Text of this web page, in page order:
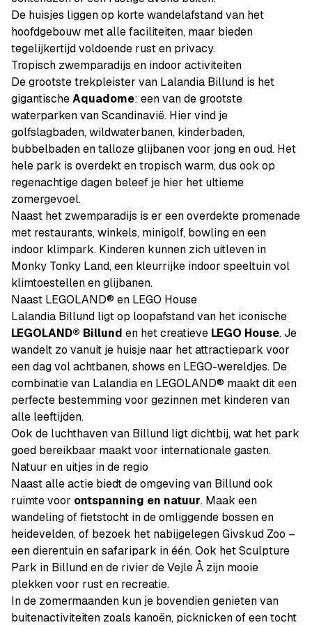
De huisjes liggen op korte wandelafstand van het
hoofdgebouw met alle faciliteiten, maar bieden
tegelijkertijd voldoende rust en privacy.
Tropisch zwemparadijs en indoor activiteiten
De grootste trekpleister van Lalandia Billund is het
gigantischeAquadome: een van de grootste
waterparken van Scandinavië. Hier vind je
golfslagbaden, wildwaterbanen, kinderbaden,
bubbelbaden en talloze glijbanen voor jong en oud. Het
hele park is overdekt en tropisch warm, dus ook op
regenachtige dagen beleef je hier het ultieme
zomergevoel.
Naast het zwemparadijs is er een overdekte promenade
met restaurants, winkels, minigolf, bowling en een
indoor klimpark. Kinderen kunnen zich uitleven in
Monky Tonky Land, een kleurrijke indoor speeltuin vol
klimtoestellen en glijbanen.
Naast LEGOLAND® en LEGO House
Lalandia Billund ligt op loopafstand van het iconische
LEGOLAND® Billund en het creatieve LEGO House. Je
wandelt zo vanuit je huisje naar het attractiepark voor
een dag vol achtbanen, shows en LEGO-wereldjes. De
combinatie van Lalandia en LEGOLAND® maakt dit een
perfecte bestemming voor gezinnen met kinderen van
alle leeftijden.
Ook de luchthaven van Billund ligt dichtbij, wat het park
goed bereikbaar maakt voor internationale gasten.
Natuur en uitjes in de regio
Naast alle actie biedt de omgeving van Billund ook
ruimte voor ontspanning en natuur. Maak een
wandeling of fietstocht in de omliggende bossen en
heidevelden, of bezoek het nabijgelegen Givskud Zoo –
een dierentuin en safaripark in één. Ook het Sculpture
Park in Billund en de rivier de Vejle Å zijn mooie
plekken voor rust en recreatie.
In de zomermaanden kun je bovendien genieten van
buitenactiviteiten zoals kanoën, picknicken of een tocht